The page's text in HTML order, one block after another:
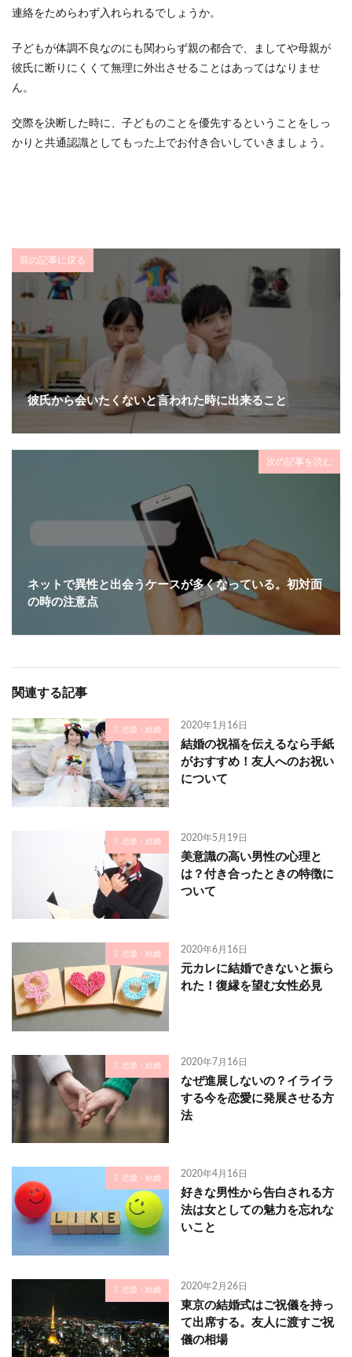
連絡をためらわず入れられるでしょうか。
子どもが体調不良なのにも関わらず親の都合で、ましてや母親が
彼氏に断りにくくて無理に外出させることはあってはなりませ
ん。
交際を決断した時に、子どものことを優先するということをしっ
かりと共通認識としてもった上でお付き合いしていきましょう。
前の記事に戻る
彼氏から会いたくないと言われた時に出来ること
次の記事を読む
ネットで異性と出会うケースが多くなっている。初対面
の時の注意点
関連する記事
恋愛・結婚 2020年1月16日
結婚の祝福を伝えるなら手紙
がおすすめ！友人へのお祝い
について
恋愛・結婚 2020年5月19日
美意識の高い男性の心理と
は？付き合ったときの特徴に
ついて
恋愛・結婚 2020年6月16日
元カレに結婚できないと振ら
れた！復縁を望む女性必見
恋愛・結婚 2020年7月16日
なぜ進展しないの？イライラ
する今を恋愛に発展させる方
法
恋愛・結婚 2020年4月16日
好きな男性から告白される方
法は女としての魅力を忘れな
いこと
恋愛・結婚 2020年2月26日
東京の結婚式はご祝儀を持っ
て出席する。友人に渡すご祝
儀の相場